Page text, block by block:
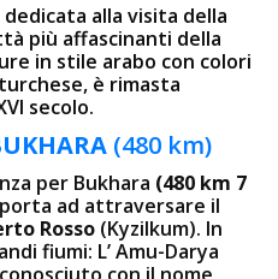
alla visita della
più affascinanti della
in stile arabo con colori
è rimasta
secolo.
(480 km)
per Bukhara (480 km 7
ad attraversare il
Rosso (Kyzilkum). In
fiumi: L’ Amu-Darya
con il nome